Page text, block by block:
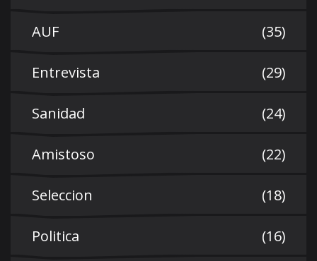
AUF (35)
Entrevista (29)
Sanidad (24)
Amistoso (22)
Seleccion (18)
Politica (16)